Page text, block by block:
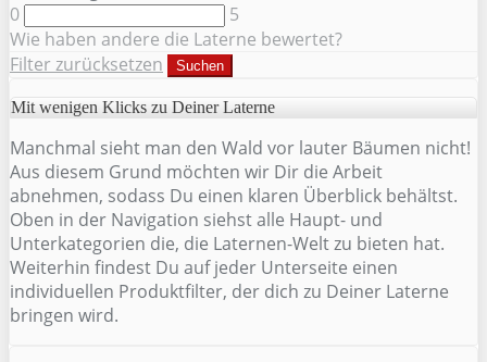
0
5
Wie haben andere die Laterne bewertet?
Filter zurücksetzen
Suchen
Mit wenigen Klicks zu Deiner Laterne
Manchmal sieht man den Wald vor lauter Bäumen nicht!
Aus diesem Grund möchten wir Dir die Arbeit
abnehmen, sodass Du einen klaren Überblick behältst.
Oben in der Navigation siehst alle Haupt- und
Unterkategorien die, die Laternen-Welt zu bieten hat.
Weiterhin findest Du auf jeder Unterseite einen
individuellen Produktfilter, der dich zu Deiner Laterne
bringen wird.